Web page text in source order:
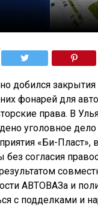
добился закрытия
фонарей для
права. В
уголовное дело
«Би-Пласт»,
согласия
АВТОВАЗа и
с подделками и